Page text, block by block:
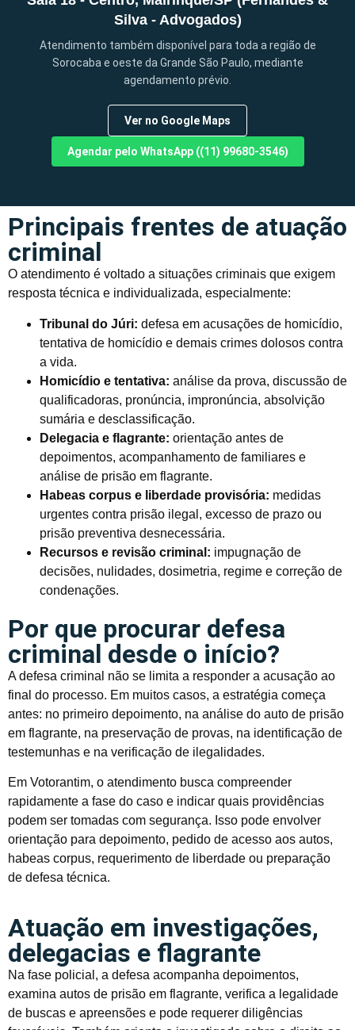
Silva - Advogados)
Atendimento também disponível para toda a região de
Sorocaba e oeste da Grande São Paulo, mediante
agendamento prévio.
Ver no Google Maps
Agendar pelo WhatsApp ((11) 99680-3546)
Principais frentes de atuação
criminal
O atendimento é voltado a situações criminais que exigem
resposta técnica e individualizada, especialmente:
Tribunal do Júri: defesa em acusações de homicídio,
tentativa de homicídio e demais crimes dolosos contra
a vida.
Homicídio e tentativa: análise da prova, discussão de
qualificadoras, pronúncia, impronúncia, absolvição
sumária e desclassificação.
Delegacia e flagrante: orientação antes de
depoimentos, acompanhamento de familiares e
análise de prisão em flagrante.
Habeas corpus e liberdade provisória: medidas
urgentes contra prisão ilegal, excesso de prazo ou
prisão preventiva desnecessária.
Recursos e revisão criminal: impugnação de
decisões, nulidades, dosimetria, regime e correção de
condenações.
Por que procurar defesa
criminal desde o início?
A defesa criminal não se limita a responder a acusação ao
final do processo. Em muitos casos, a estratégia começa
antes: no primeiro depoimento, na análise do auto de prisão
em flagrante, na preservação de provas, na identificação de
testemunhas e na verificação de ilegalidades.
Em Votorantim, o atendimento busca compreender
rapidamente a fase do caso e indicar quais providências
podem ser tomadas com segurança. Isso pode envolver
orientação para depoimento, pedido de acesso aos autos,
habeas corpus, requerimento de liberdade ou preparação
de defesa técnica.
Atuação em investigações,
delegacias e flagrante
Na fase policial, a defesa acompanha depoimentos,
examina autos de prisão em flagrante, verifica a legalidade
de buscas e apreensões e pode requerer diligências